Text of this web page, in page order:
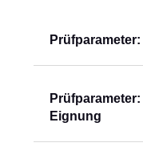
Eignung